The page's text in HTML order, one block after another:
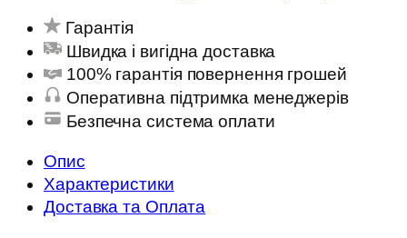
Гарантія
Швидка і вигідна доставка
100% гарантія повернення грошей
Оперативна підтримка менеджерів
Безпечна система оплати
Опис
Характеристики
Доставка та Оплата